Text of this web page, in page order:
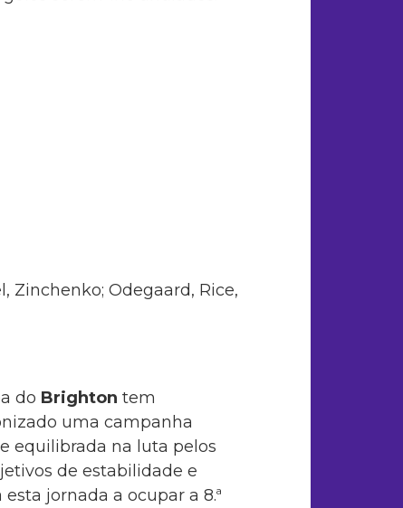
Zinchenko; Odegaard, Rice,
do Brighton tem
uma campanha
equilibrada na luta pelos
de estabilidade e
esta jornada a ocupar a 8.ª